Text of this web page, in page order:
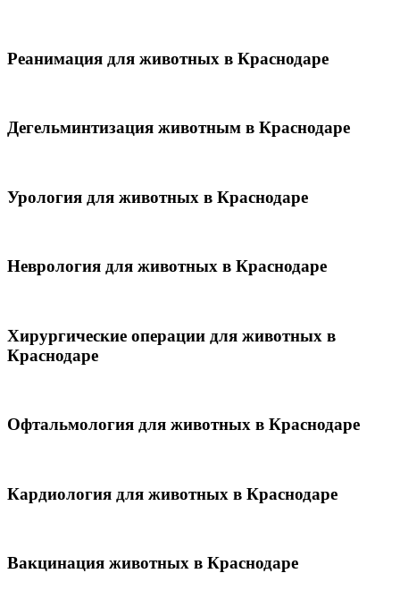
Реанимация для животных в Краснодаре
Дегельминтизация животным в Краснодаре
Урология для животных в Краснодаре
Неврология для животных в Краснодаре
Хирургические операции для животных в
Краснодаре
Офтальмология для животных в Краснодаре
Кардиология для животных в Краснодаре
Вакцинация животных в Краснодаре